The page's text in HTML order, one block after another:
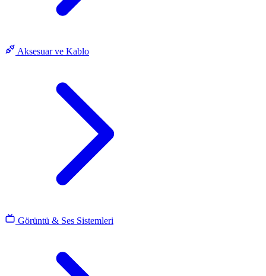
Aksesuar ve Kablo
Görüntü & Ses Sistemleri